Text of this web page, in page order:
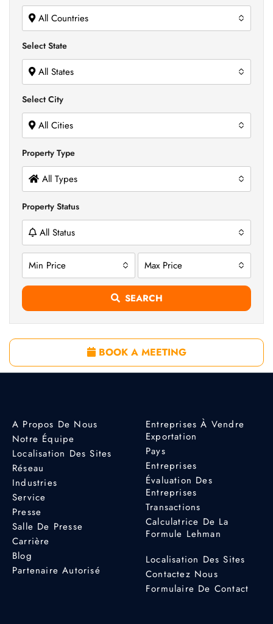
All Countries
Select State
All States
Select City
All Cities
Property Type
All Types
Property Status
All Status
Min Price Max Price
SEARCH
BOOK A MEETING
A Propos De Nous
Notre Équipe
Localisation Des Sites
Réseau
Industries
Service
Presse
Salle De Presse
Carrière
Blog
Partenaire Autorisé
Entreprises À Vendre
Exportation
Pays
Entreprises
Évaluation Des
Entreprises
Transactions
Calculatrice De La
Formule Lehman
Localisation Des Sites
Contactez Nous
Formulaire De Contact